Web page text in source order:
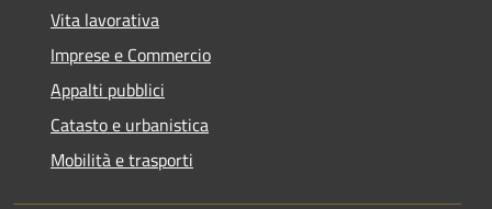
Vita lavorativa
Imprese e Commercio
Appalti pubblici
Catasto e urbanistica
Mobilità e trasporti